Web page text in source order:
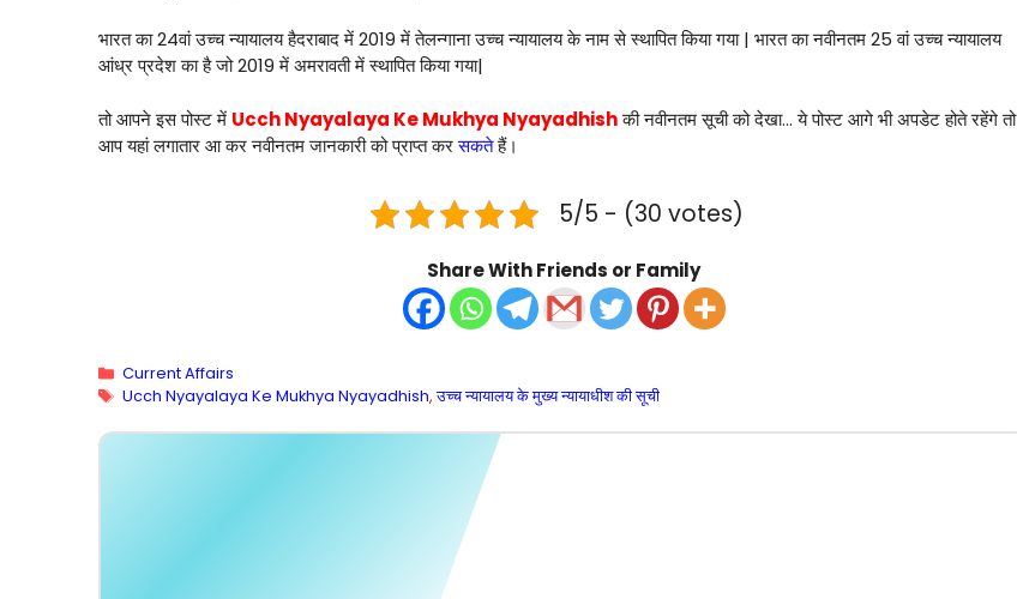
भारत का 24वां उच्च न्यायालय हैदराबाद में 2019 में तेलन्गाना उच्च न्यायालय के नाम से स्थापित किया गया | भारत का नवीनतम 25 वां उच्च न्यायालय
आंध्र प्रदेश का है जो 2019 में अमरावती में स्थापित किया गया|
तो आपने इस पोस्ट में Ucch Nyayalaya Ke Mukhya Nyayadhishकी नवीनतम सूची को देखा… ये पोस्ट आगे भी अपडेट होते रहेंगे तो
आप यहां लगातार आ कर नवीनतम जानकारी को प्राप्त करसकतेहैं।
5/5 - (30 votes)
Share With Friends or Family
Categories
Current Affairs
Tags
Ucch Nyayalaya Ke Mukhya Nyayadhish,उच्च न्यायालय के मुख्य न्यायाधीश की सूची